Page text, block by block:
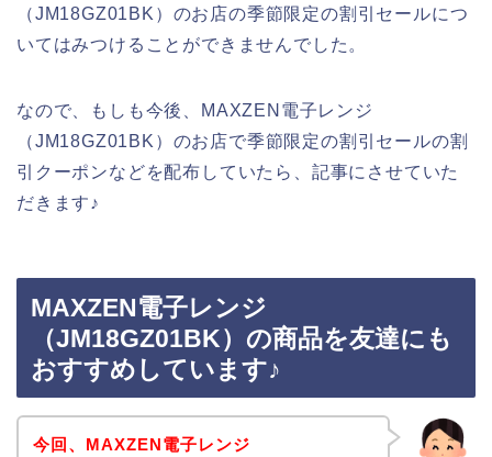
（JM18GZ01BK）のお店の季節限定の割引セールにつ
いてはみつけることができませんでした。
なので、もしも今後、MAXZEN電子レンジ
（JM18GZ01BK）のお店で季節限定の割引セールの割
引クーポンなどを配布していたら、記事にさせていた
だきます♪
MAXZEN電子レンジ
（JM18GZ01BK）の商品を友達にも
おすすめしています♪
今回、MAXZEN電子レンジ